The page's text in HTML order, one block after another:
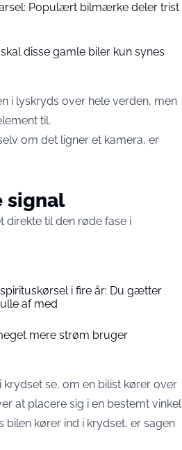
Populært bilmærke deler trist
disse gamle biler kun synes
i lyskryds over hele verden, men
til.
om det ligner et kamera, er
signal
direkte til den røde fase i
i fire år: Du gætter
af med
mere strøm bruger
se, om en bilist kører over
at placere sig i en bestemt vinkel
kører ind i krydset, er sagen